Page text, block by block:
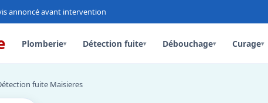
annoncé avant intervention
Plomberie▾ Détection fuite▾ Débouchage▾ Curage▾
fuite Maisieres